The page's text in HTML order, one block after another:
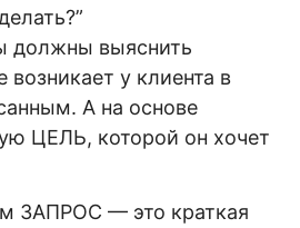
должны выяснить
у клиента в
А на основе
ЦЕЛЬ, которой он хочет
ЗАПРОС — это краткая